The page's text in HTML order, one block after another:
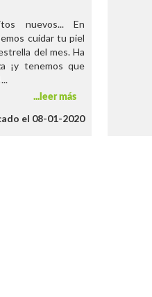
nuevos... En
cuidar tu piel
del mes. Ha
¡y tenemos que
leer más
el 08-01-2020